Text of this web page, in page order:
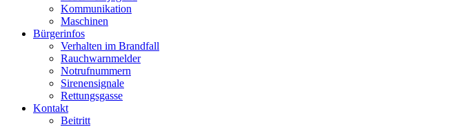
Kommunikation
Maschinen
Bürgerinfos
Verhalten im Brandfall
Rauchwarnmelder
Notrufnummern
Sirenensignale
Rettungsgasse
Kontakt
Beitritt